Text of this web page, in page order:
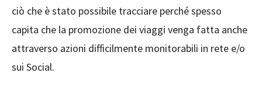
ciò che è stato possibile tracciare perché spesso
capita che la promozione dei viaggi venga fatta anche
attraverso azioni difficilmente monitorabili in rete e/o
sui Social.